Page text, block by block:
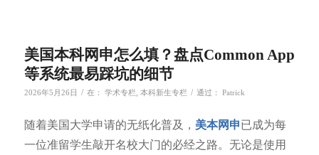
美国本科网申怎么填？盘点Common App
等系统最易踩坑的细节
2026年5月26日 / 在： 学术专栏, 本科新生专栏 / 通过： Patrick
随着美国大学申请的无纸化普及， 美本网申已成为每
一位准留学生敲开名校大门的必经之路。无论是使用